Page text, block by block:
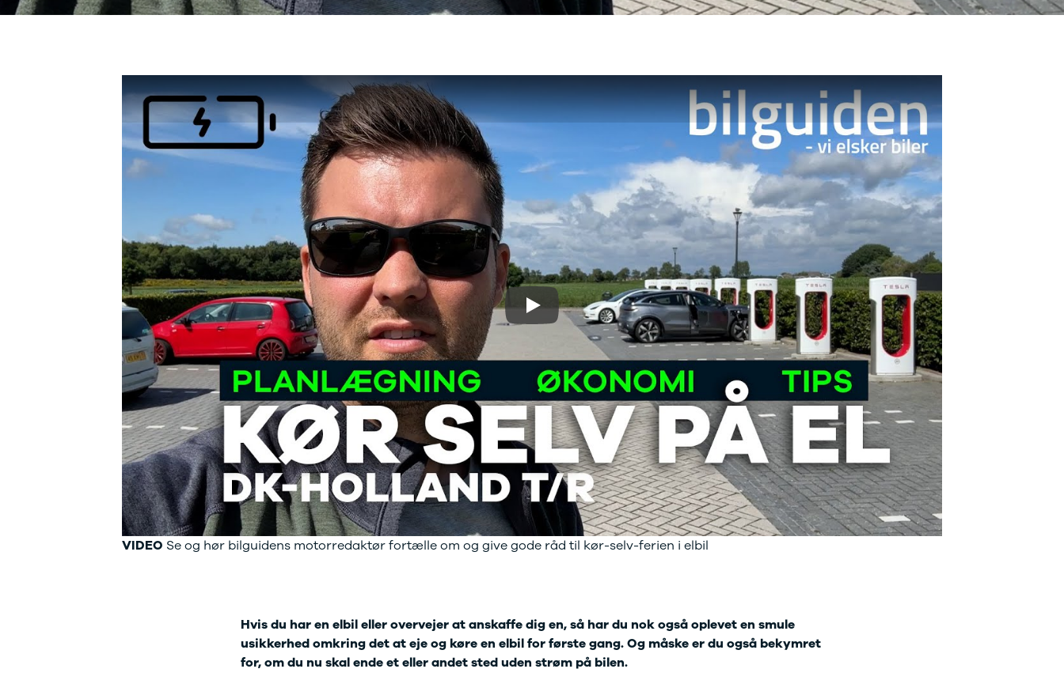
Modeller
118i
2-serie
218i
218d
220i
225xe
3-serie
330d
330e
X3
iX3
i3
4-serie
420d
420i
430i
Z4
5-serie
520d
530d
530e
X5
iX
640i
ŠKODA
Sædeimprægnering
Skader på bilen
Tjekliste, når
skaden er sket
Gratis lånebil ved
skade
Små buler og ridser
Større skader på
bilen
Stenslag og
rudeskift
Guide til dæk
Alt om dæk
Vinterdæk
Sommerdæk
Helårsdæk
Webshop
Book værksted
Find tilbehør til
bilenBilernes Hus'
webshop Vi har et
stort udvalg af
udstyr og tilbehør
til din bil.
Play
VIDEO Se og hør bilguidens motorredaktør fortælle om og give gode råd til kør-selv-ferien i elbil
Hvis du har en elbil eller overvejer at anskaffe dig en, så har du nok også oplevet en smule
usikkerhed omkring det at eje og køre en elbil for første gang. Og måske er du også bekymret
for, om du nu skal ende et eller andet sted uden strøm på bilen.